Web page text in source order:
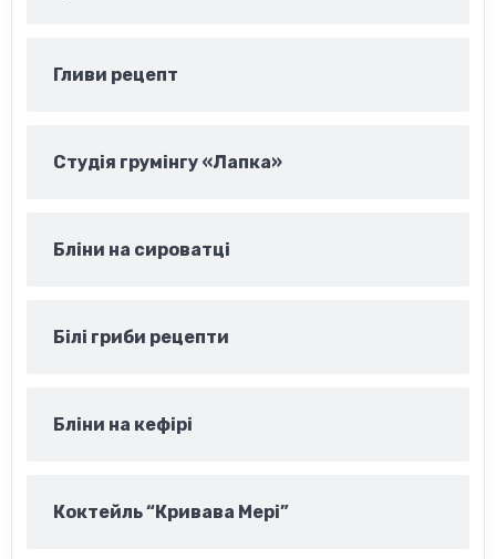
Гливи рецепт
Студія грумінгу «Лапка»
Бліни на сироватці
Білі гриби рецепти
Бліни на кефірі
Коктейль “Кривава Мері”